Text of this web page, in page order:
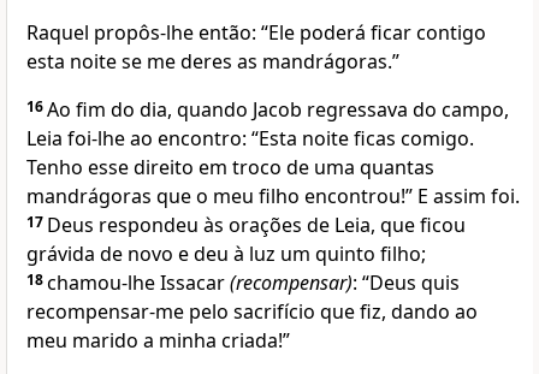
Raquel propôs-lhe então: “Ele poderá ficar contigo
esta noite se me deres as mandrágoras.”
16Ao fim do dia, quando Jacob regressava do campo,
Leia foi-lhe ao encontro: “Esta noite ficas comigo.
Tenho esse direito em troco de uma quantas
mandrágoras que o meu filho encontrou!” E assim foi.
17 Deus respondeu às orações de Leia, que ficou
grávida de novo e deu à luz um quinto filho;
18chamou-lhe Issacar(recompensar): “Deus quis
recompensar-me pelo sacrifício que fiz, dando ao
meu marido a minha criada!”